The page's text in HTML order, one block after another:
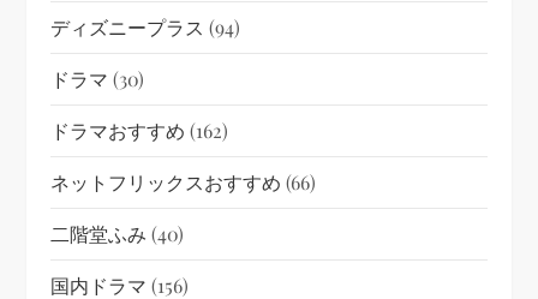
ディズニープラス (94)
ドラマ (30)
ドラマおすすめ (162)
ネットフリックスおすすめ (66)
二階堂ふみ (40)
国内ドラマ (156)